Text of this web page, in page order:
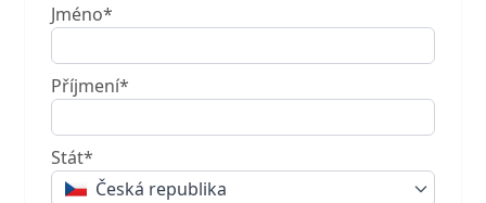
Jméno*
Příjmení*
Stát*
Česká republika